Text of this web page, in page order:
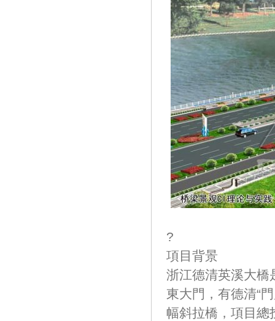
?
項目背景
浙江德清英溪大橋
東大門，有德清“
幅斜拉橋，項